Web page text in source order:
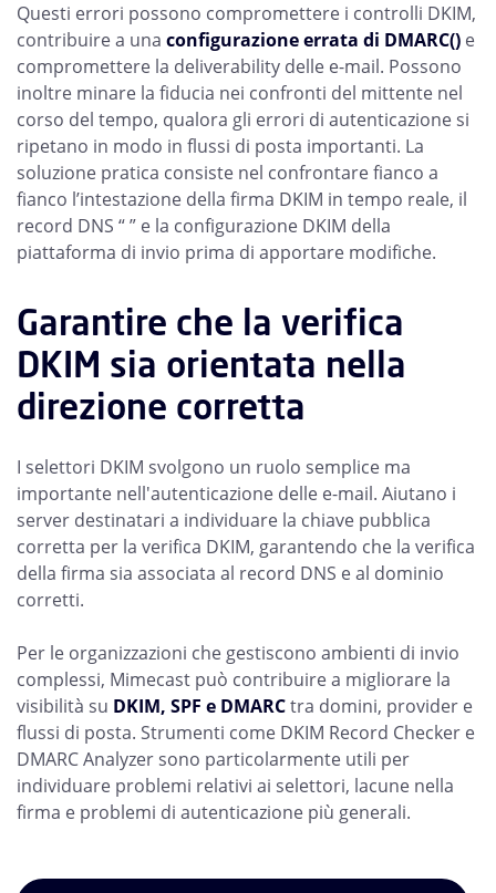
Questi errori possono compromettere i controlli DKIM,
contribuire a una configurazione errata di DMARC() e
compromettere la deliverability delle e-mail. Possono
inoltre minare la fiducia nei confronti del mittente nel
corso del tempo, qualora gli errori di autenticazione si
ripetano in modo in flussi di posta importanti. La
soluzione pratica consiste nel confrontare fianco a
fianco l’intestazione della firma DKIM in tempo reale, il
record DNS “ ” e la configurazione DKIM della
piattaforma di invio prima di apportare modifiche.
Garantire che la verifica
DKIM sia orientata nella
direzione corretta
I selettori DKIM svolgono un ruolo semplice ma
importante nell'autenticazione delle e-mail. Aiutano i
server destinatari a individuare la chiave pubblica
corretta per la verifica DKIM, garantendo che la verifica
della firma sia associata al record DNS e al dominio
corretti.
Per le organizzazioni che gestiscono ambienti di invio
complessi, Mimecast può contribuire a migliorare la
visibilità su DKIM, SPF e DMARCtra domini, provider e
flussi di posta. Strumenti come DKIM Record Checker e
DMARC Analyzer sono particolarmente utili per
individuare problemi relativi ai selettori, lacune nella
firma e problemi di autenticazione più generali.